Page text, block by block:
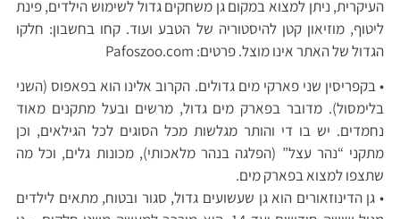
העיקרית, ניתן למצוא במקום גן משחקים גדול לשימוש הילדים, פינת
ליטוף, מוזיאון קטן להיסטוריה של הטבע ועוד. קחו בחשבון: חלקו
הגדול של האתר אינו מוצל. פרטים: Pafoszoo.com
• בקפריסין שני פארקי מים גדולים. הקרוב אלינו הוא בפאפוס (השני
בלימסול). מדובר בפארק מים גדול, מרשים ובעל מתקנים מאוד
נחמדים. יש בו די והותר מגלשות מכל הסוגים לכל הגילאים, וכן
מתקני “נהר עצל” (הפלגה בנהר מלאכותי), מכונות גלים, וכל מה
שתצפו למצוא בפארק מים.
• גן הדינוזאורים הוא גן שעשועים גדול, סגור ובטוח, מתאים לילדים